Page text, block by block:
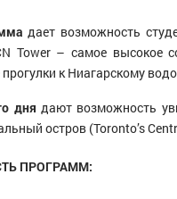
дает возможность
Tower – самое высокое
к Ниагарскому
дня дают возможность
остров (Toronto’s
ПРОГРАММ: